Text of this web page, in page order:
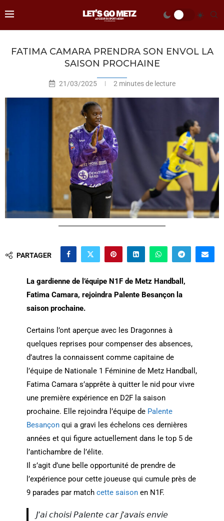
FATIMA CAMARA PRENDRA SON ENVOL LA
SAISON PROCHAINE
21/03/2025 2 minutes de lecture
PARTAGER
La gardienne de l’équipe N1F de Metz Handball,
Fatima Camara, rejoindra Palente Besançon la
saison prochaine.
Certains l’ont aperçue avec les Dragonnes à
quelques reprises pour compenser des absences,
d’autres la connaissent comme capitaine de
l’équipe de Nationale 1 Féminine de Metz Handball,
Fatima Camara s’apprête à quitter le nid pour vivre
une première expérience en D2F la saison
prochaine. Elle rejoindra l’équipe de Palente
Besançonqui a gravi les échelons ces dernières
années et qui figure actuellement dans le top 5 de
l’antichambre de l’élite.
Il s’agit d’une belle opportunité de prendre de
l’expérience pour cette joueuse qui cumule près de
9 parades par match cette saisonen N1F.
𝘑’𝘢𝘪 𝘤𝘩𝘰𝘪𝘴𝘪 𝘗𝘢𝘭𝘦𝘯𝘵𝘦 𝘤𝘢𝘳 𝘫’𝘢𝘷𝘢𝘪𝘴 𝘦𝘯𝘷𝘪𝘦